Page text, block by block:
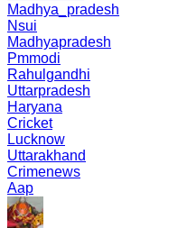
Madhya_pradesh
Nsui
Madhyapradesh
Pmmodi
Rahulgandhi
Uttarpradesh
Haryana
Cricket
Lucknow
Uttarakhand
Crimenews
Aap